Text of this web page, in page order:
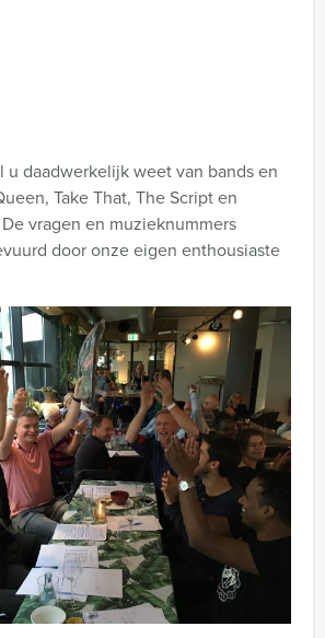
u daadwerkelijk weet van bands en
Take That, The Script en
vragen en muzieknummers
door onze eigen enthousiaste